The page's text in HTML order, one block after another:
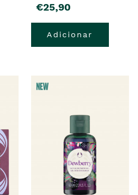
€25,90
Adicionar